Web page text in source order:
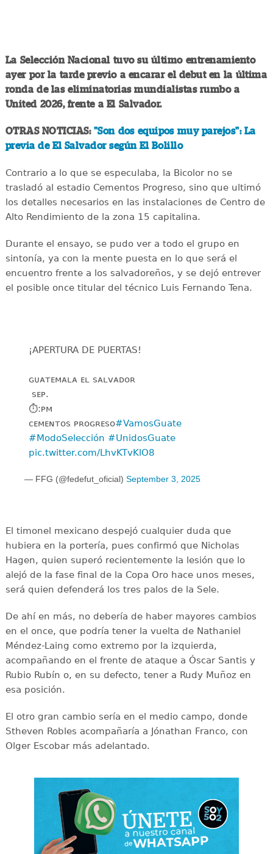
La Selección Nacional tuvo su último entrenamiento
ayer por la tarde previo a encarar el debut en la última
ronda de las eliminatorias mundialistas rumbo a
United 2026, frente a El Salvador.
OTRAS NOTICIAS: "Son dos equipos muy parejos": La
previa de El Salvador según El Bolillo
Contrario a lo que se especulaba, la Bicolor no se
trasladó al estadio Cementos Progreso, sino que ultimó
los detalles necesarios en las instalaciones de Centro de
Alto Rendimiento de la zona 15 capitalina.
Durante el ensayo, se pudo ver a todo el grupo en
sintonía, ya con la mente puesta en lo que será el
encuentro frente a los salvadoreños, y se dejó entrever
el posible once titular del técnico Luis Fernando Tena.
¡APERTURA DE PUERTAS!
ɢᴜᴀᴛᴇᴍᴀʟᴀ ᴇʟ ꜱᴀʟᴠᴀᴅᴏʀ
️ ꜱᴇᴘ.
⏱️:ᴘᴍ
️ᴄᴇᴍᴇɴᴛᴏꜱ ᴘʀᴏɢʀᴇꜱᴏ#VamosGuate
#ModoSelección #UnidosGuate
pic.twitter.com/LhvKTvKlO8
— FFG (@fedefut_oficial) September 3, 2025
El timonel mexicano despejó cualquier duda que
hubiera en la portería, pues confirmó que Nicholas
Hagen, quien superó recientemente la lesión que lo
alejó de la fase final de la Copa Oro hace unos meses,
será quien defenderá los tres palos de la Sele.
De ahí en más, no debería de haber mayores cambios
en el once, que podría tener la vuelta de Nathaniel
Méndez-Laing como extremo por la izquierda,
acompañando en el frente de ataque a Óscar Santis y
Rubio Rubín o, en su defecto, tener a Rudy Muñoz en
esa posición.
El otro gran cambio sería en el medio campo, donde
Stheven Robles acompañaría a Jónathan Franco, con
Olger Escobar más adelantado.